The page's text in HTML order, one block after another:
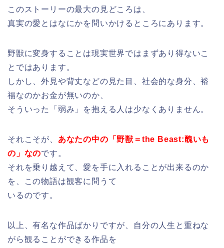
このストーリーの最大の見どころは、
真実の愛とはなにかを問いかけるところにあります。
野獣に変身することは現実世界ではまずあり得ないこ
とではあります。
しかし、外見や背丈などの見た目、社会的な身分、裕
福なのかお金が無いのか、
そういった「弱み」を抱える人は少なくありません。
それこそが、 あなたの中の「野獣＝the Beast:醜いも
の」なのです。
それを乗り越えて、愛を手に入れることが出来るのか
を、この物語は観客に問うて
いるのです。
以上、有名な作品ばかりですが、自分の人生と重ねな
がら観ることができる作品を